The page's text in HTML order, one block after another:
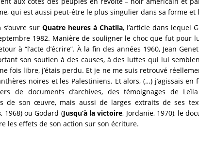
qui est aussi peut-être le plus singulier dans sa forme
sur Quatre heures à Chatila, l’article dans lequel
1982. Manière de souligner le choc que fut pour
à “l’acte d’écrire”. À la fin des années 1960, Jean
son soutien à des causes, à des luttes qui lui
fois libre, j’étais perdu. Et je ne me suis retrouvé
noires et les Palestiniens. Et alors, (…) j’agissais
de documents d’archives, des témoignages de
de son œuvre, mais aussi de larges extraits de ses
, 1968) ou Godard (Jusqu’à la victoire, Jordanie, 1970), le
les effets de son action sur son écriture.